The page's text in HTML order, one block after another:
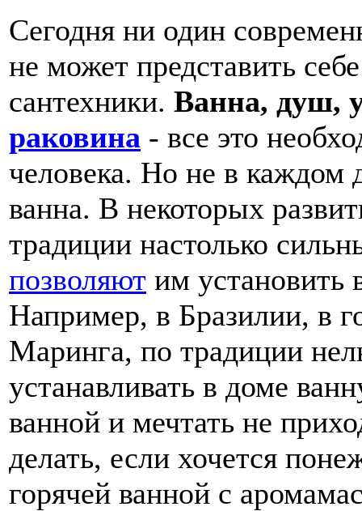
Сегодня ни один
не может представить
сантехники. Ванна, душ,
раковина - все это
человека. Но не в каждом
ванна. В некоторых
традиции настолько
позволяют им установить
Например, в Бразилии, в
Маринга, по традиции
устанавливать в доме
ванной и мечтать не
делать, если хочется
горячей ванной с